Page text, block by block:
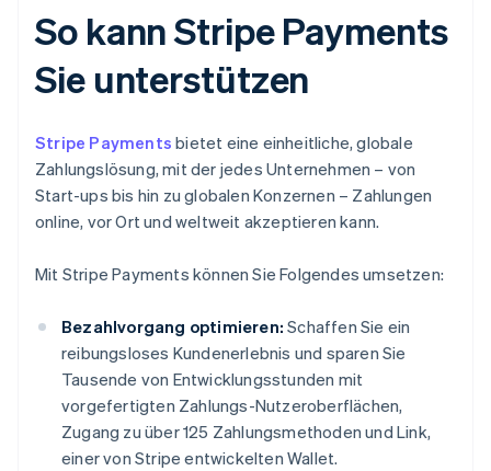
So kann Stripe Payments
Sie unterstützen
Stripe Payments bietet eine einheitliche, globale
Zahlungslösung, mit der jedes Unternehmen – von
Start-ups bis hin zu globalen Konzernen – Zahlungen
online, vor Ort und weltweit akzeptieren kann.
Mit Stripe Payments können Sie Folgendes umsetzen:
Bezahlvorgang optimieren: Schaffen Sie ein
reibungsloses Kundenerlebnis und sparen Sie
Tausende von Entwicklungsstunden mit
vorgefertigten Zahlungs-Nutzeroberflächen,
Zugang zu über 125 Zahlungsmethoden und Link,
einer von Stripe entwickelten Wallet.